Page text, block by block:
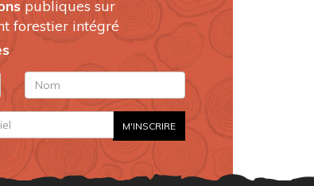
publiques sur
forestier intégré